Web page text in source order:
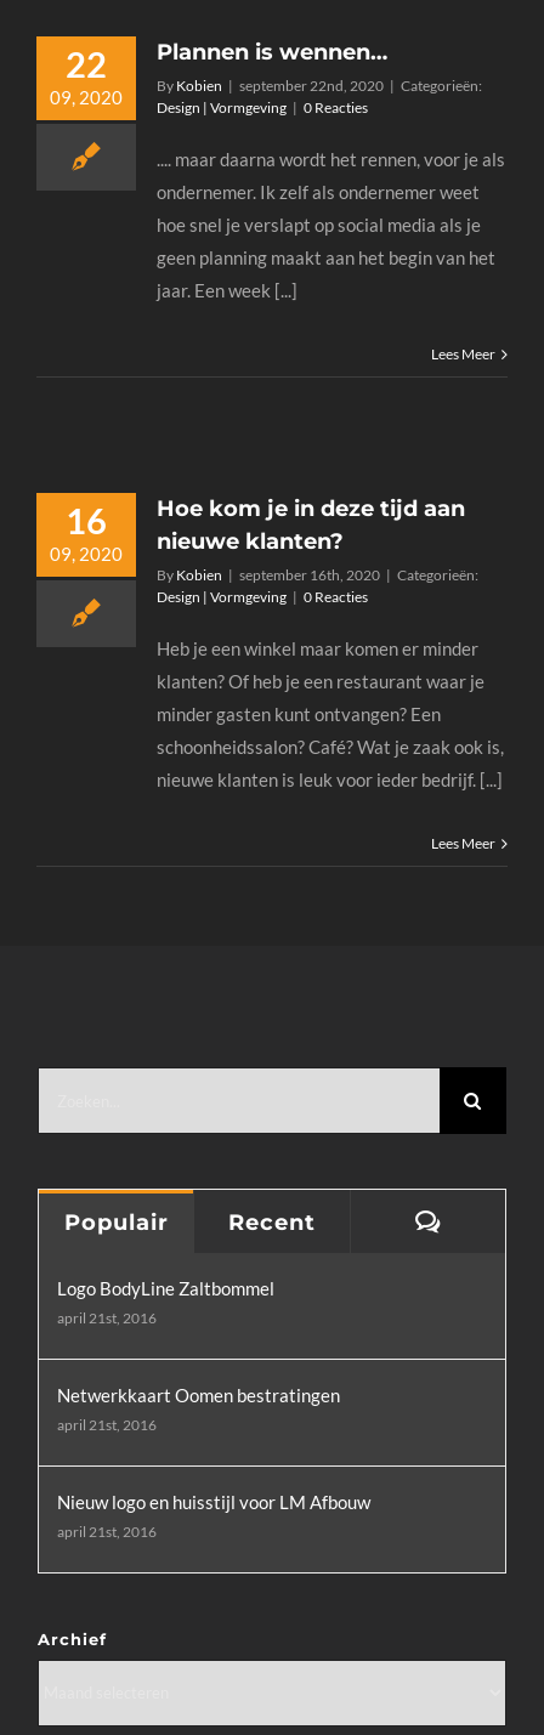
22
09, 2020
Plannen is wennen…
By Kobien | september 22nd, 2020 | Categorieën:
Design | Vormgeving | 0 Reacties
.... maar daarna wordt het rennen, voor je als
ondernemer. Ik zelf als ondernemer weet
hoe snel je verslapt op social media als je
geen planning maakt aan het begin van het
jaar. Een week [...]
Lees Meer
16
09, 2020
Hoe kom je in deze tijd aan
nieuwe klanten?
By Kobien | september 16th, 2020 | Categorieën:
Design | Vormgeving | 0 Reacties
Heb je een winkel maar komen er minder
klanten? Of heb je een restaurant waar je
minder gasten kunt ontvangen? Een
schoonheidssalon? Café? Wat je zaak ook is,
nieuwe klanten is leuk voor ieder bedrijf. [...]
Lees Meer
Populair Recent
Logo BodyLine Zaltbommel
april 21st, 2016
Netwerkkaart Oomen bestratingen
april 21st, 2016
Nieuw logo en huisstijl voor LM Afbouw
april 21st, 2016
Archief